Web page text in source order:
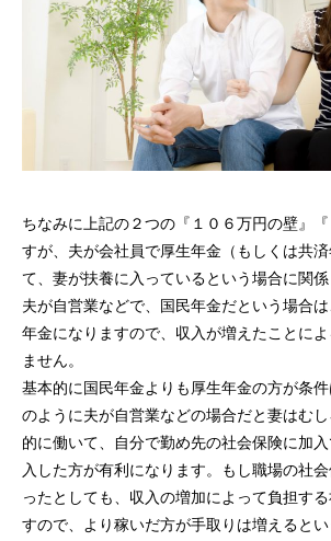
ちなみに上記の２つの『１０６万円の壁』
すが、夫が会社員で厚生年金（もしくは共
て、妻が扶養に入っているという場合に関
夫が自営業などで、国民年金だという場合
年金になりますので、収入が増えたことに
ません。
基本的に国民年金よりも厚生年金の方が条
のように夫が自営業などの場合だと妻はむ
的に働いて、自分で勤め先の社会保険に加
入した方が有利になります。もし職場の社
ったとしても、収入の増加によって負担す
すので、より稼いだ方が手取りは増えるとい